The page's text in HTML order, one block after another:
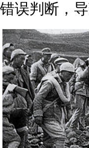
错误判断，